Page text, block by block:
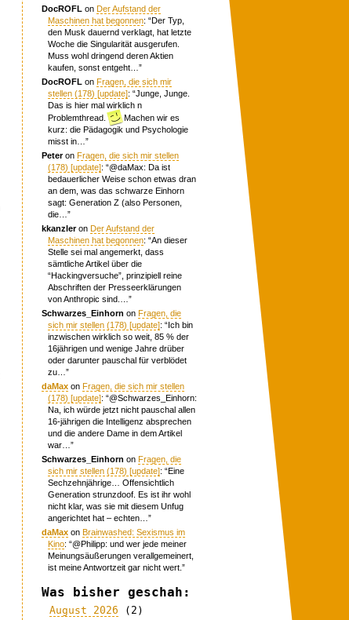
DocROFL onDer Aufstand der
Maschinen hat begonnen: “Der Typ,
den Musk dauernd verklagt, hat letzte
Woche die Singularität ausgerufen.
Muss wohl dringend deren Aktien
kaufen, sonst entgeht… ”
DocROFL onFragen, die sich mir
stellen (178) [update]: “Junge, Junge.
Das is hier mal wirklich n
Problemthread.
Machen wir es
kurz: die Pädagogik und Psychologie
misst in… ”
PeteronFragen, die sich mir stellen
(178) [update]: “@daMax: Da ist
bedauerlicher Weise schon etwas dran
an dem, was das schwarze Einhorn
sagt: Generation Z (also Personen,
die… ”
kkanzleronDer Aufstand der
Maschinen hat begonnen: “An dieser
Stelle sei mal angemerkt, dass
sämtliche Artikel über die
“Hackingversuche”, prinzipiell reine
Abschriften der Presseerklärungen
von Anthropic sind.… ”
Schwarzes_Einhorn onFragen, die
sich mir stellen (178) [update]: “Ich bin
inzwischen wirklich so weit, 85 % der
16jährigen und wenige Jahre drüber
oder darunter pauschal für verblödet
zu… ”
daMax onFragen, die sich mir stellen
(178) [update]: “@Schwarzes_Einhorn:
Na, ich würde jetzt nicht pauschal allen
16-jährigen die Intelligenz absprechen
und die andere Dame in dem Artikel
war… ”
Schwarzes_Einhorn onFragen, die
sich mir stellen (178) [update]: “Eine
Sechzehnjährige… Offensichtlich
Generation strunzdoof. Es ist ihr wohl
nicht klar, was sie mit diesem Unfug
angerichtet hat – echten… ”
daMax onBrainwashed: Sexismus im
Kino: “@Philipp: und wer jede meiner
Meinungsäußerungen verallgemeinert,
ist meine Antwortzeit gar nicht wert. ”
Was bisher geschah:
August 2026 (2)